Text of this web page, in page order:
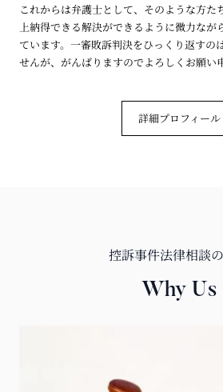
これからは弁護士として、そのような方た
上納得できる解決ができるように微力なが
ています。一審敗訴判決をひっくり返すの
せんが、がんばりますのでよろしくお願い
詳細プロフィール
控訴事件法律相談
Why Us